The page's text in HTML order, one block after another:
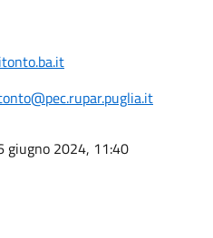
giugno 2024, 11:40